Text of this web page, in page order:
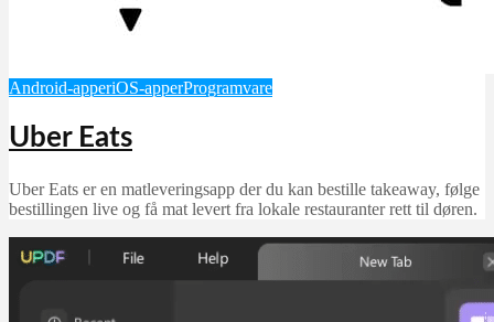
Android-apperiOS-apperProgramvare
Uber Eats
Uber Eats er en matleveringsapp der du kan bestille takeaway, følge
bestillingen live og få mat levert fra lokale restauranter rett til døren.